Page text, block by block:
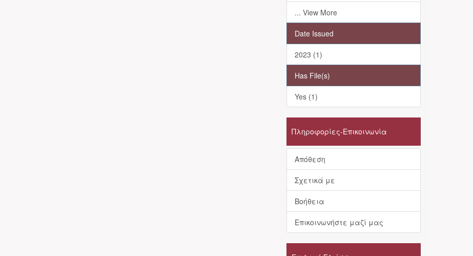
... View More
Date Issued
2023 (1)
Has File(s)
Yes (1)
Πληροφορίες-Επικοινωνία
Απόθεση
Σχετικά με
Βοήθεια
Επικοινωνήστε μαζί μας